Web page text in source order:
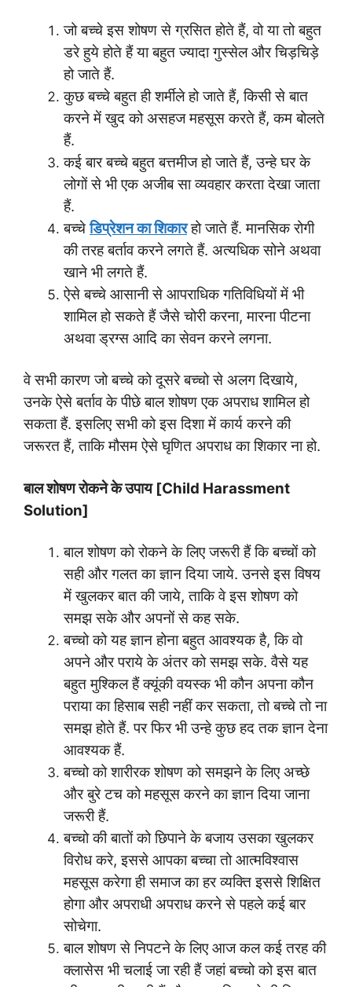
जो बच्चे इस शोषण से ग्रसित होते हैं, वो या तो बहुत
डरे हुये होते हैं या बहुत ज्यादा गुस्सेल और चिड़चिड़े
हो जाते हैं.
कुछ बच्चे बहुत ही शर्मीले हो जाते हैं, किसी से बात
करने में खुद को असहज महसूस करते हैं, कम बोलते
हैं.
कई बार बच्चे बहुत बत्तमीज हो जाते हैं, उन्हे घर के
लोगों से भी एक अजीब सा व्यवहार करता देखा जाता
हैं.
बच्चेडिप्रेशन का शिकारहो जाते हैं. मानसिक रोगी
की तरह बर्ताव करने लगते हैं. अत्यधिक सोने अथवा
खाने भी लगते हैं.
ऐसे बच्चे आसानी से आपराधिक गतिविधियों में भी
शामिल हो सकते हैं जैसे चोरी करना, मारना पीटना
अथवा ड्रग्स आदि का सेवन करने लगना.
वे सभी कारण जो बच्चे को दूसरे बच्चो से अलग दिखाये,
उनके ऐसे बर्ताव के पीछे बाल शोषण एक अपराध शामिल हो
सकता हैं. इसलिए सभी को इस दिशा में कार्य करने की
जरूरत हैं, ताकि मौसम ऐसे घृणित अपराध का शिकार ना हो.
बाल शोषण रोकने के उपाय [Child Harassment
Solution]
बाल शोषण को रोकने के लिए जरूरी हैं कि बच्चों को
सही और गलत का ज्ञान दिया जाये. उनसे इस विषय
में खुलकर बात की जाये, ताकि वे इस शोषण को
समझ सके और अपनों से कह सके.
बच्चो को यह ज्ञान होना बहुत आवश्यक है, कि वो
अपने और पराये के अंतर को समझ सके. वैसे यह
बहुत मुश्किल हैं क्यूंकी वयस्क भी कौन अपना कौन
पराया का हिसाब सही नहीं कर सकता, तो बच्चे तो ना
समझ होते हैं. पर फिर भी उन्हे कुछ हद तक ज्ञान देना
आवश्यक हैं.
बच्चो को शारीरक शोषण को समझने के लिए अच्छे
और बुरे टच को महसूस करने का ज्ञान दिया जाना
जरूरी हैं.
बच्चो की बातों को छिपाने के बजाय उसका खुलकर
विरोध करे, इससे आपका बच्चा तो आत्मविश्वास
महसूस करेगा ही समाज का हर व्यक्ति इससे शिक्षित
होगा और अपराधी अपराध करने से पहले कई बार
सोचेगा.
बाल शोषण से निपटने के लिए आज कल कई तरह की
क्लासेस भी चलाई जा रही हैं जहां बच्चो को इस बात